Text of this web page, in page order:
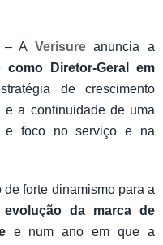
– A Verisureanuncia a
como Diretor-Geral em
de crescimento
e a continuidade de uma
e foco no serviço e na
forte dinamismo para a
da marca de
e num ano em que a